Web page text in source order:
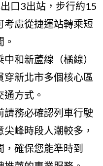
口3出站，步行約15
考慮從捷運站轉乘短
中和新蘆線（橘線）
穿新北市多個核心區
方式。
請務必確認列車行駛
峰時段人潮較多，
確保您能準時到